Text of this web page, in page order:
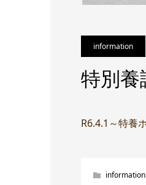
information
特別
R6.4.1～特養
information